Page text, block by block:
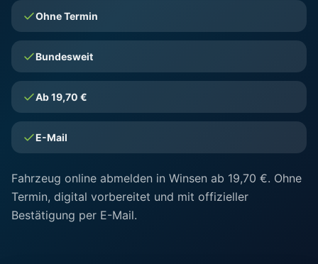
Ohne Termin
Bundesweit
Ab 19,70 €
E-Mail
Fahrzeug online abmelden in Winsen ab 19,70 €. Ohne
Termin, digital vorbereitet und mit offizieller
Bestätigung per E-Mail.